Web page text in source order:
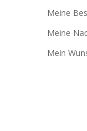
Meine
Meine
Mein